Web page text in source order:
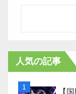
人気の記事
【